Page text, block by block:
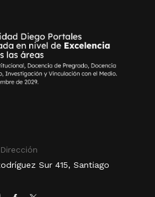
Dirección
Sur 415, Santiago